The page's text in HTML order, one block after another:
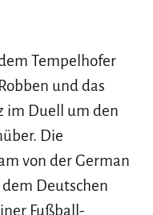
Tempelhofer
und das
im Duell um den
Die
von der German
dem Deutschen
Fußball-